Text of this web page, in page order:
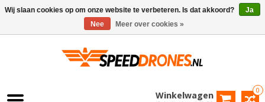
0
Winkelwagen
Wij slaan cookies op om onze website te verbeteren. Is dat akkoord?
Ja
Nee
Meer over cookies »